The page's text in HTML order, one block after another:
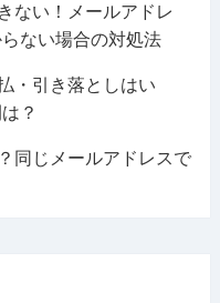
ない！メールアドレ
ない場合の対処法
・引き落としはい
？
同じメールアドレスで